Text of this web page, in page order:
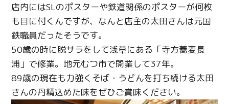
店内にはSLのポスターや鉄道関係のポスターが何枚
も目に付くんですが、なんと店主の太田さんは元国
鉄職員だったそうです。
50歳の時に脱サラをして浅草にある「寺方蕎麦長
浦」で修業。地元むつ市で開業して37年。
89歳の現在も力強くそば・うどんを打ち続ける太田
さんの丹精込めた味をぜひご賞味ください。